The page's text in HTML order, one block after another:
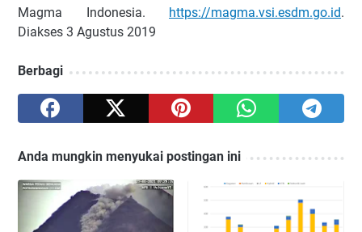
Magma Indonesia. https://magma.vsi.esdm.go.id.
Diakses 3 Agustus 2019
Berbagi
Anda mungkin menyukai postingan ini